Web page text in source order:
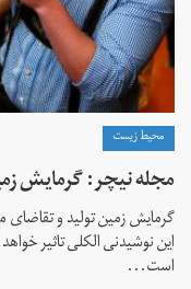
محیط زیست
مجله نیچر: گرمایش
گرمایش زمین تولید و
این نوشیدنی الکلی تاثیر
است...